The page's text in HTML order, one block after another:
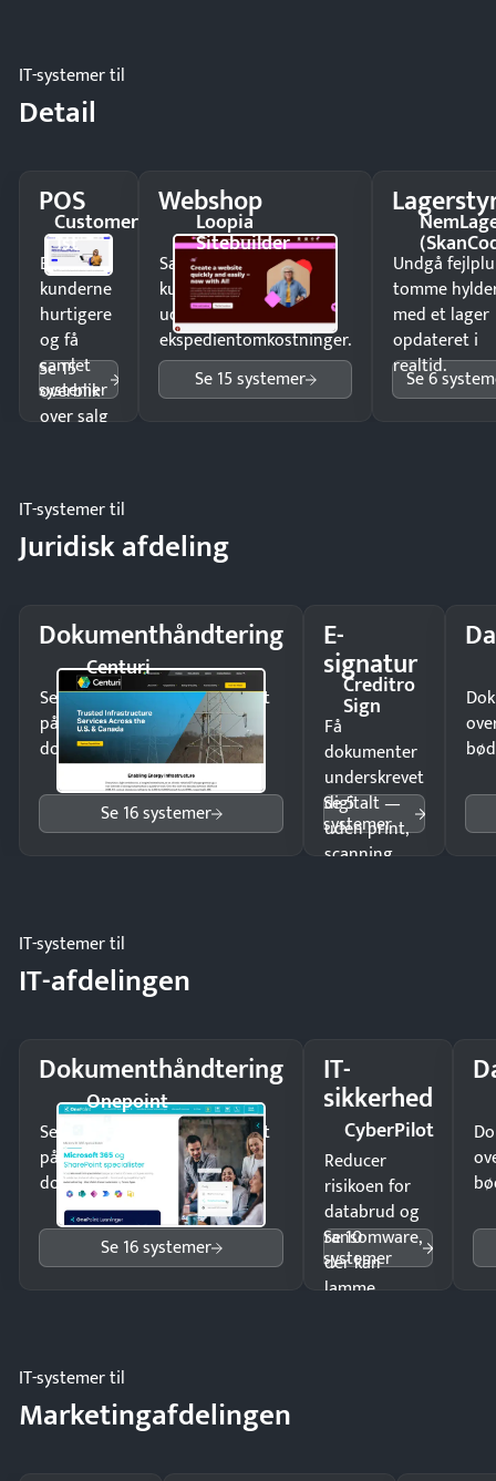
IT-systemer til
Detail
POS
Customer
1st
Ekspedér
kunderne
hurtigere
og få
samlet
overblik
over salg
Se 15
systemer
Webshop
Loopia
Sitebuilder
Sælg produkter 24/7 til
kunder i hele landet
uden
ekspedientomkostninger.
Se 15 systemer
Undgå
tomme
med et lager
opdateret i
realtid.
Se 6
IT-systemer til
Juridisk afdeling
Dokumenthåndtering
Centuri
Send kontrakter til underskrift
på minutter og mist ingen
dokumenter.
Se 16 systemer
E-
signatur
Creditro
Sign
Få
dokumenter
underskrevet
digitalt —
uden print,
scanning
Se 5
systemer
IT-systemer til
IT-afdelingen
Dokumenthåndtering
Onepoint
Send kontrakter til underskrift
på minutter og mist ingen
dokumenter.
Se 16 systemer
IT-
sikkerhed
CyberPilot
Reducer
risikoen for
databrud og
ransomware,
der kan
lamme
Se 10
systemer
IT-systemer til
Marketingafdelingen